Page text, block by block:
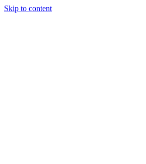
Skip to content